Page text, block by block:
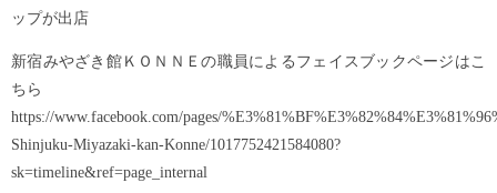
ップが出店
新宿みやざき館ＫＯＮＮＥの職員によるフェイスブックページはこ
ちら
https://www.facebook.com/pages/
Shinjuku-Miyazaki-kan-Konne/1017752421584080?
sk=timeline&ref=page_internal